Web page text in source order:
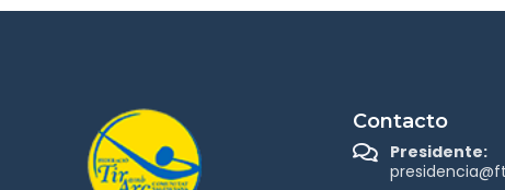
Contacto
Presidente: